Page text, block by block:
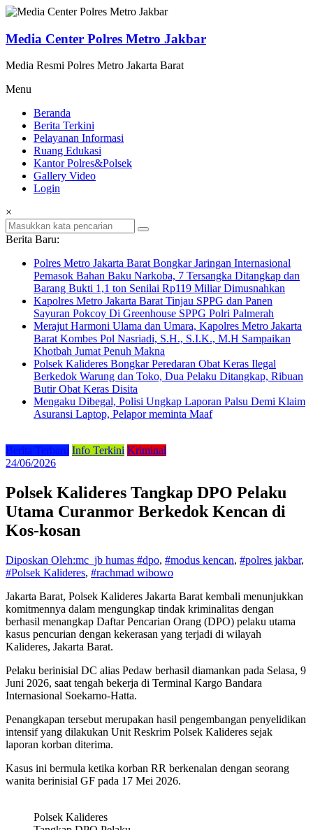
Lompat
konten
Media Center Polres Metro Jakbar
Media Resmi Polres Metro Jakarta Barat
Menu
Beranda
Berita Terkini
Pelayanan Informasi
Ruang Edukasi
Kantor Polres&Polsek
Gallery Video
Login
×
Berita Baru:
Polres Metro Jakarta Barat Bongkar Jaringan Internasional
Pemasok Bahan Baku Narkoba, 7 Tersangka Ditangkap dan
Barang Bukti 1,1 ton Senilai Rp119 Miliar Dimusnahkan
Kapolres Metro Jakarta Barat Tinjau SPPG dan Panen
Sayuran Pokcoy Di Greenhouse SPPG Polri Palmerah
Merajut Harmoni Ulama dan Umara, Kapolres Metro Jakarta
Barat Kombes Pol Nasriadi, S.H., S.I.K., M.H Sampaikan
Khotbah Jumat Penuh Makna
Polsek Kalideres Bongkar Peredaran Obat Keras Ilegal
Berkedok Warung dan Toko, Dua Pelaku Ditangkap, Ribuan
Butir Obat Keras Disita
Mengaku Dibegal, Polisi Ungkap Laporan Palsu Demi Klaim
Asuransi Laptop, Pelapor meminta Maaf
Berita Terbaru Info Terkini Kriminal
24/06/2026
Polsek Kalideres Tangkap DPO Pelaku
Utama Curanmor Berkedok Kencan di
Kos-kosan
Diposkan Oleh:mc_jb humas #dpo, #modus kencan, #polres jakbar,
#Polsek Kalideres, #rachmad wibowo
Jakarta Barat, Polsek Kalideres Jakarta Barat kembali menunjukkan
komitmennya dalam mengungkap tindak kriminalitas dengan
berhasil menangkap Daftar Pencarian Orang (DPO) pelaku utama
kasus pencurian dengan kekerasan yang terjadi di wilayah
Kalideres, Jakarta Barat.
Pelaku berinisial DC alias Pedaw berhasil diamankan pada Selasa, 9
Juni 2026, saat tengah bekerja di Terminal Kargo Bandara
Internasional Soekarno-Hatta.
Penangkapan tersebut merupakan hasil pengembangan penyelidikan
intensif yang dilakukan Unit Reskrim Polsek Kalideres sejak
laporan korban diterima.
Kasus ini bermula ketika korban RR berkenalan dengan seorang
wanita berinisial GF pada 17 Mei 2026.
Polsek Kalideres